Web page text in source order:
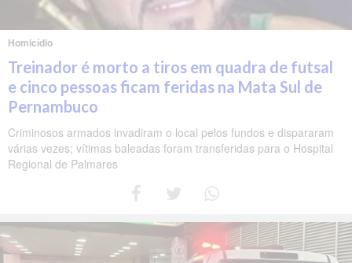
Homicídio
Treinador é morto a tiros em quadra de futsal
e cinco pessoas ficam feridas na Mata Sul de
Pernambuco
Criminosos armados invadiram o local pelos fundos e dispararam
várias vezes; vítimas baleadas foram transferidas para o Hospital
Regional de Palmares